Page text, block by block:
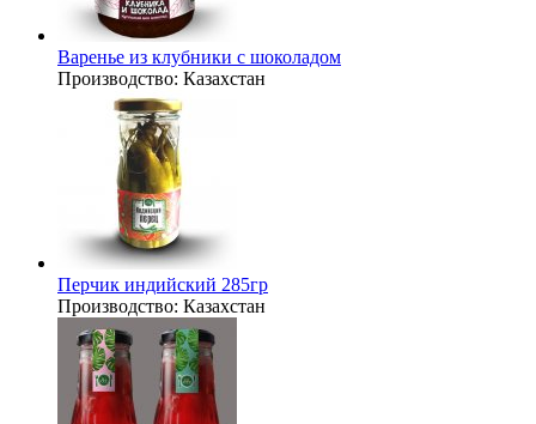
Варенье из клубники с шоколадом
Производство: Казахстан
Перчик индийский 285гр
Производство: Казахстан